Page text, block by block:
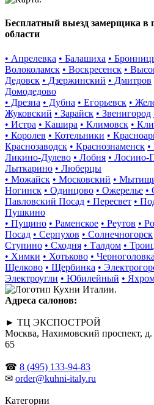
Бесплатный выезд замерщика в
области
• Апрелевка • Балашиха •
Волоколамск • Воскресенск •
Дедовск • Дзержинский • Дмитров
Домодедово
• Дрезна • Дубна • Егорьевск •
Жуковский • Зарайск • Звенигород
• Истра • Кашира • Климовск •
• Королев • Котельники •
Краснозаводск • Краснознаменск
Ликино-Дулево • Лобня • Лосино-
Лыткарино • Люберцы
• Можайск • Московский •
Ногинск • Одинцово • Ожерелье •
Павловский Посад • Пересвет •
Пушкино
• Пущино • Раменское • Реутов •
Посад • Серпухов • Солнечногорск
Ступино • Сходня • Талдом •
• Химки • Хотьково • Черноголовка
Щелково • Щербинка •
Электроугли • Юбилейный •
Адреса салонов:
► ТЦ ЭКСПОСТРОЙ
Москва, Нахимовский проспект, д.
65
☎ 8 (495) 133-94-83
✉ order@kuhni-italy.ru
Категории